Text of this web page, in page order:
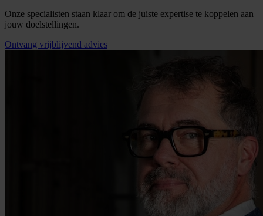
Onze specialisten staan klaar om de juiste expertise te koppelen aan
jouw doelstellingen.
Ontvang vrijblijvend advies